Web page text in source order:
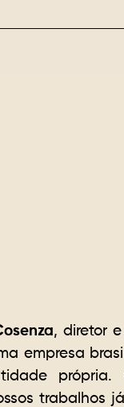
, diretor
empresa
própria.
trabalhos